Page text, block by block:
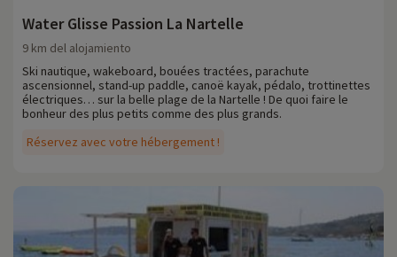
Water Glisse Passion La Nartelle
Réservez avec votre hébergement !
9 km del alojamiento
Ski nautique, wakeboard, bouées tractées, parachute
ascensionnel, stand-up paddle, canoë kayak, pédalo, trottinettes
électriques… sur la belle plage de la Nartelle ! De quoi faire le
bonheur des plus petits comme des plus grands.